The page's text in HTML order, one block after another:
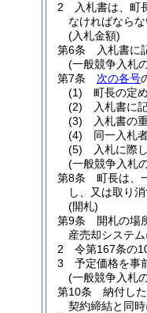
2
入札書は、町
なければならな
(入札金額)
第6条
入札書に
(一般競争入札
第7条
次の各号
(1)
町長の定
(2)
入札書に
(3)
入札書の
(4)
同一入札
(5)
入札に際
(一般競争入札
第8条
町長は、
し、又は取り
(開札)
第9条
開札の場
産売却システ
2
令第167条の
3
予定価格を事
(一般競争入札
第10条
納付し
契約締結と同時